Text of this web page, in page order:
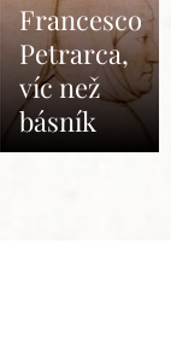
Francesco
Petrarca,
víc než
básník